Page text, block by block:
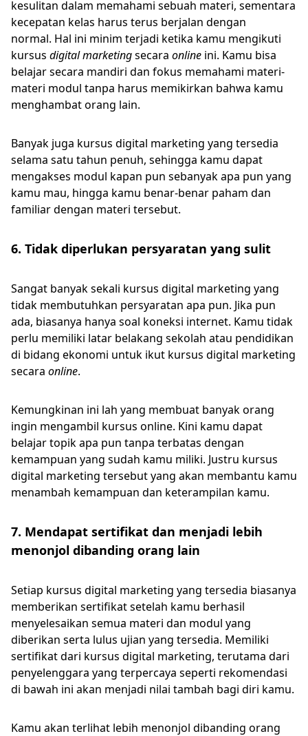
kesulitan dalam memahami sebuah materi, sementara
kecepatan kelas harus terus berjalan dengan
normal. Hal ini minim terjadi ketika kamu mengikuti
kursus digital marketingsecara online ini. Kamu bisa
belajar secara mandiri dan fokus memahami materi-
materi modul tanpa harus memikirkan bahwa kamu
menghambat orang lain.
Banyak juga kursus digital marketing yang tersedia
selama satu tahun penuh, sehingga kamu dapat
mengakses modul kapan pun sebanyak apa pun yang
kamu mau, hingga kamu benar-benar paham dan
familiar dengan materi tersebut.
6. Tidak diperlukan persyaratan yang sulit
Sangat banyak sekali kursus digital marketing yang
tidak membutuhkan persyaratan apa pun. Jika pun
ada, biasanya hanya soal koneksi internet. Kamu tidak
perlu memiliki latar belakang sekolah atau pendidikan
di bidang ekonomi untuk ikut kursus digital marketing
secara online.
Kemungkinan ini lah yang membuat banyak orang
ingin mengambil kursus online. Kini kamu dapat
belajar topik apa pun tanpa terbatas dengan
kemampuan yang sudah kamu miliki. Justru kursus
digital marketing tersebut yang akan membantu kamu
menambah kemampuan dan keterampilan kamu.
7. Mendapat sertifikat dan menjadi lebih
menonjol dibanding orang lain
Setiap kursus digital marketing yang tersedia biasanya
memberikan sertifikat setelah kamu berhasil
menyelesaikan semua materi dan modul yang
diberikan serta lulus ujian yang tersedia. Memiliki
sertifikat dari kursus digital marketing, terutama dari
penyelenggara yang terpercaya seperti rekomendasi
di bawah ini akan menjadi nilai tambah bagi diri kamu.
Kamu akan terlihat lebih menonjol dibanding orang